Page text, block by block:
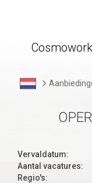
Vervaldatum:
Aantal vacatures:
Regio's: